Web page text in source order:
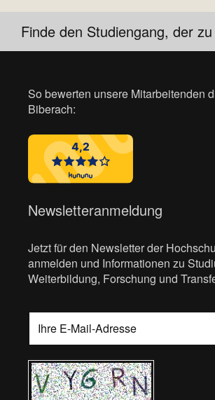
Finde den Studiengang, der
So bewerten unsere Mitarbeitenden
Biberach:
Newsletteranmeldung
Jetzt für den Newsletter der
anmelden und Informationen zu
Weiterbildung, Forschung und